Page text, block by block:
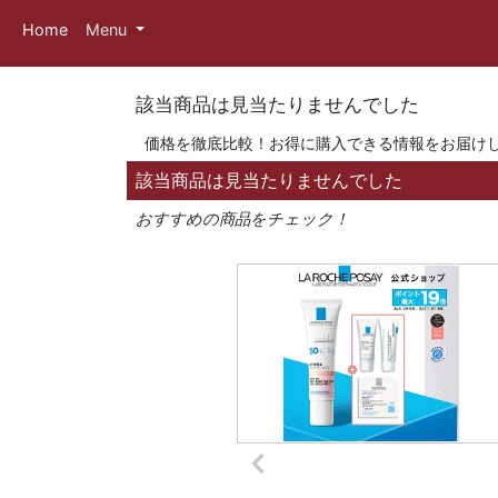
Home Menu
該当商品は見当たりませんでした
価格を徹底比較！お得に購入できる情報をお届け
該当商品は見当たりませんでした
おすすめの商品をチェック！